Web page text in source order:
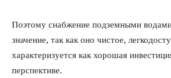
Поэтому снабжение подземными
значение, так как оно чистое,
характеризуется как хорошая
перспективе.